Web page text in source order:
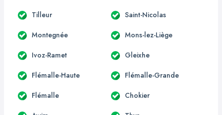
Tilleur Saint-Nicolas
Montegnée Mons-lez-Liège
Ivoz-Ramet Gleixhe
Flémalle-Haute Flémalle-Grande
Flémalle Chokier